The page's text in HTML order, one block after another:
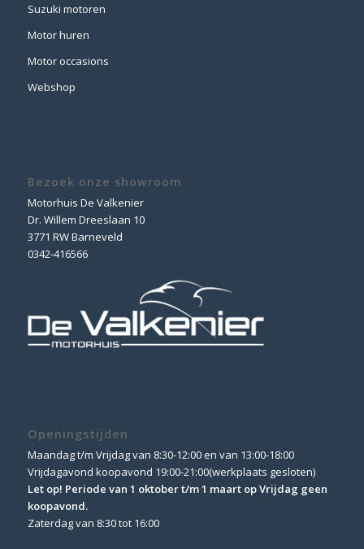
Suzuki motoren
Motor huren
Motor occasions
Webshop
Bezoek onze showroom
Motorhuis De Valkenier
Dr. Willem Dreeslaan 10
3771 RW Barneveld
0342-416566
Openingstijden
Maandag t/m Vrijdag van 8:30-12:00 en van 13:00-18:00
Vrijdagavond koopavond 19:00-21:00(werkplaats gesloten)
Let op! Periode van 1 oktober t/m 1 maart op Vrijdag geen
koopavond.
Zaterdag van 8:30 tot 16:00